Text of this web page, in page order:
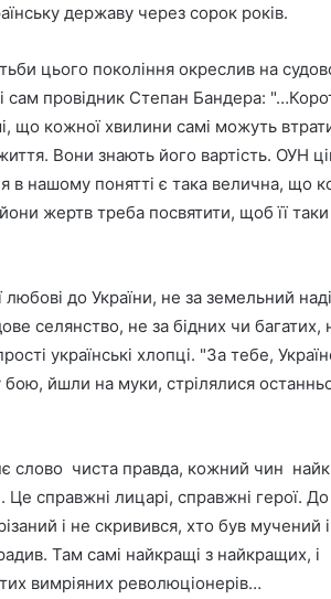
державу через сорок років.
цього покоління окреслив на
сам провідник Степан Бандера:
що кожної хвилини самі можуть
Вони знають його вартість. ОУН
в нашому понятті є така велична, що
жертв треба посвятити, щоб її таки
до України, не за земельний
селянство, не за бідних чи багатих,
українські хлопці. "За тебе,
йшли на муки, стрілялися
слово чиста правда, кожний чин
Це справжні лицарі, справжні герої.
і не скривився, хто був мучений
Там самі найкращі з найкращих, і
вимріяних революціонерів…